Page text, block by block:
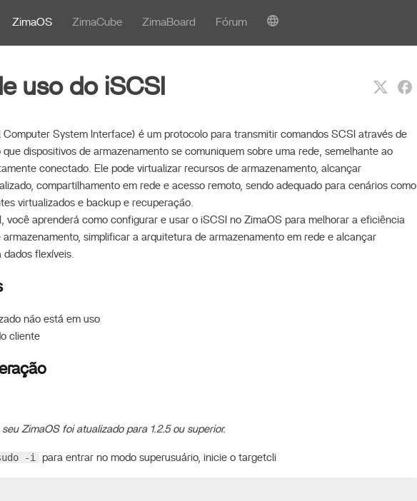
ZimaOS ZimaCube ZimaBoard Fórum
uso do iSCSI
System Interface) é um protocolo para transmitir comandos SCSI através de
dispositivos de armazenamento se comuniquem sobre uma rede, semelhante ao
conectado. Ele pode virtualizar recursos de armazenamento, alcançar
compartilhamento em rede e acesso remoto, sendo adequado para cenários como
virtualizados e backup e recuperação.
você aprenderá como configurar e usar o iSCSI no ZimaOS para melhorar a eficiência
simplificar a arquitetura de armazenamento em rede e alcançar
dados flexíveis.
não está em uso
cliente
ZimaOS foi atualizado para 1.2.5 ou superior.
-i para entrar no modo superusuário, inicie o targetcli